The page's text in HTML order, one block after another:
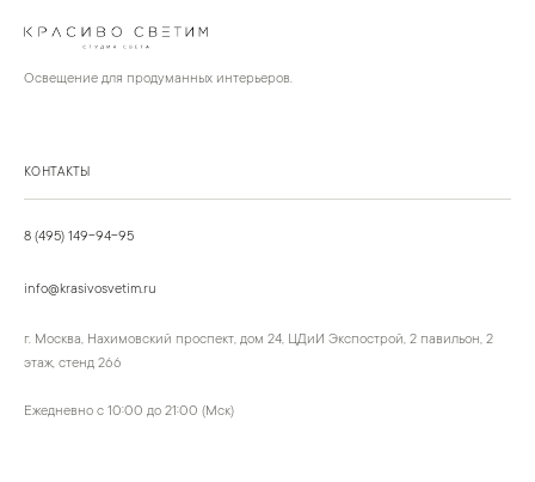
Освещение для продуманных интерьеров.
КОНТАКТЫ
8 (495) 149-94-95
info@krasivosvetim.ru
г. Москва, Нахимовский проспект, дом 24, ЦДиИ Экспострой, 2 павильон, 2
этаж, стенд 266
Ежедневно с 10:00 до 21:00 (Мск)